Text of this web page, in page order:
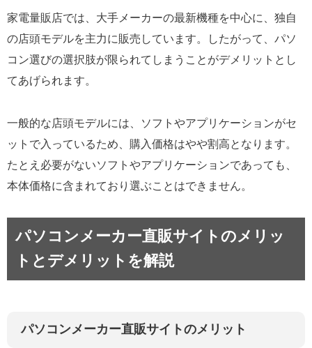
家電量販店では、大手メーカーの最新機種を中心に、独自
の店頭モデルを主力に販売しています。したがって、パソ
コン選びの選択肢が限られてしまうことがデメリットとし
てあげられます。
一般的な店頭モデルには、ソフトやアプリケーションがセ
ットで入っているため、購入価格はやや割高となります。
たとえ必要がないソフトやアプリケーションであっても、
本体価格に含まれており選ぶことはできません。
パソコンメーカー直販サイトのメリッ
トとデメリットを解説
パソコンメーカー直販サイトのメリット